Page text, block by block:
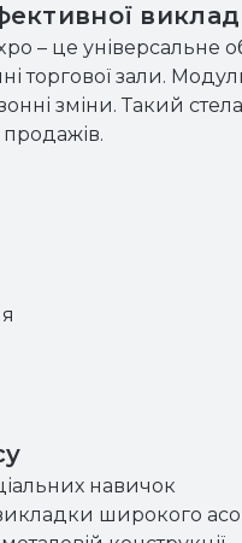
– це універсальне
торгової зали.
зміни. Такий
навичок
широкого